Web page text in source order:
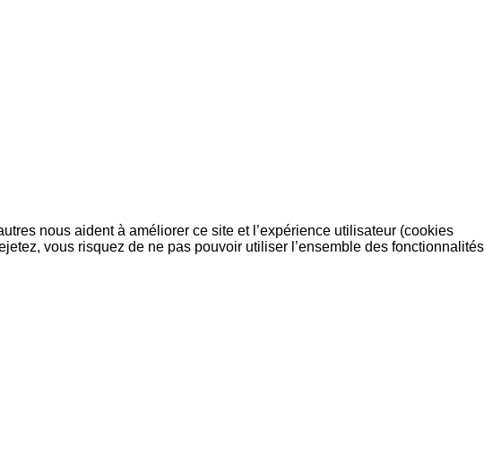
nous aident à améliorer ce site et l’expérience utilisateur (cookies
vous risquez de ne pas pouvoir utiliser l’ensemble des fonctionnalités